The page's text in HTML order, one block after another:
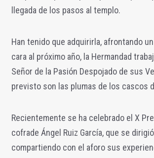
llegada de los pasos al templo.
Han tenido que adquirirla, afrontando
cara al próximo año, la Hermandad
Señor de la Pasión Despojado de sus
previsto son las plumas de los cascos
Recientemente se ha celebrado el X
cofrade Ángel Ruiz García, que se
compartiendo con el aforo sus